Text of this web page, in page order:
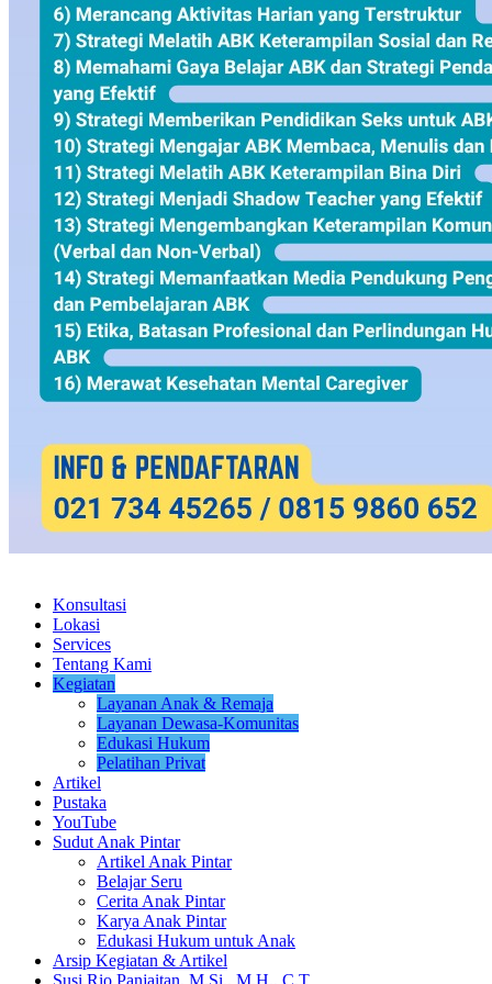
Konsultasi
Lokasi
Services
Tentang Kami
Kegiatan
Layanan Anak & Remaja
Layanan Dewasa-Komunitas
Edukasi Hukum
Pelatihan Privat
Artikel
Pustaka
YouTube
Sudut Anak Pintar
Artikel Anak Pintar
Belajar Seru
Cerita Anak Pintar
Karya Anak Pintar
Edukasi Hukum untuk Anak
Arsip Kegiatan & Artikel
Susi Rio Panjaitan, M.Si., M.H., C.T